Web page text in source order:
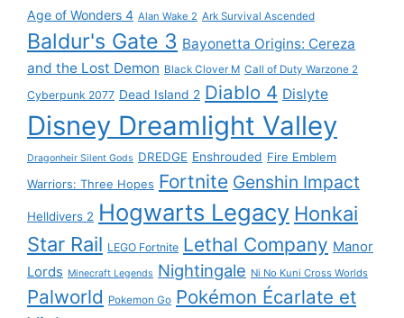
Age of Wonders 4 Alan Wake 2 Ark Survival Ascended
Baldur's Gate 3 Bayonetta Origins: Cereza
and the Lost Demon Black Clover M Call of Duty Warzone 2
Cyberpunk 2077 Dead Island 2 Diablo 4 Dislyte
Disney Dreamlight Valley
Dragonheir Silent Gods DREDGE Enshrouded Fire Emblem
Warriors: Three Hopes Fortnite Genshin Impact
Helldivers 2 Hogwarts Legacy Honkai
Star Rail LEGO Fortnite Lethal Company Manor
Lords Minecraft Legends Nightingale Ni No Kuni Cross Worlds
Palworld Pokemon Go Pokémon Écarlate et